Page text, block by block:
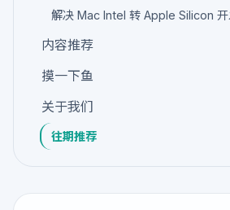
解决 Mac Intel 转 Apple Silicon
内容推荐
摸一下鱼
关于我们
往期推荐